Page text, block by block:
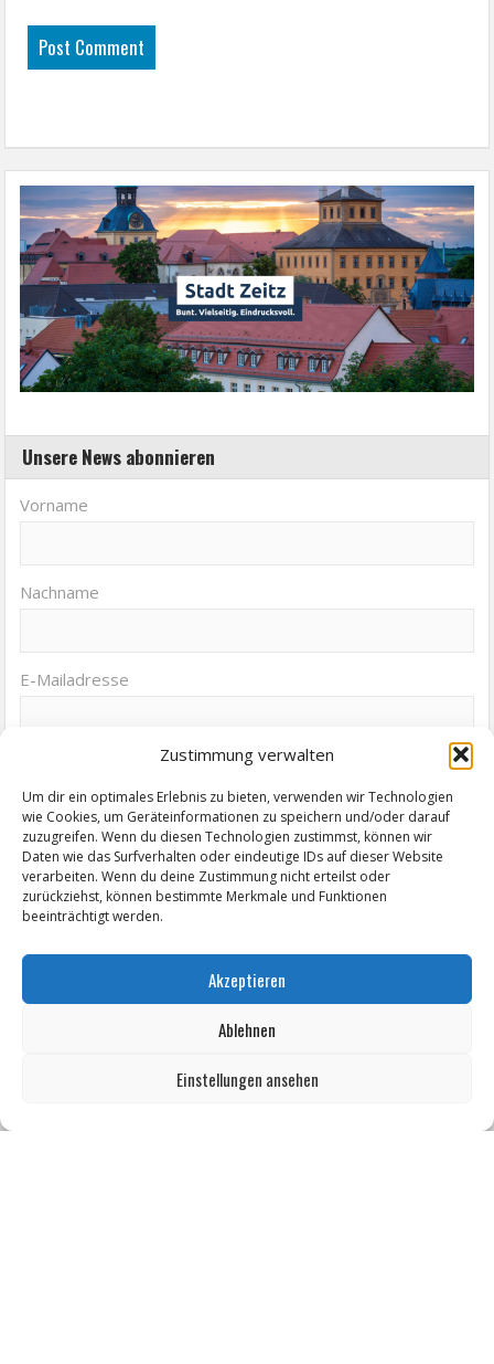
Zustimmung verwalten
Um dir ein optimales Erlebnis zu bieten, verwenden wir Technologien
wie Cookies, um Geräteinformationen zu speichern und/oder darauf
zuzugreifen. Wenn du diesen Technologien zustimmst, können wir
Daten wie das Surfverhalten oder eindeutige IDs auf dieser Website
verarbeiten. Wenn du deine Zustimmung nicht erteilst oder
zurückziehst, können bestimmte Merkmale und Funktionen
beeinträchtigt werden.
Akzeptieren
Ablehnen
Einstellungen ansehen
Unsere News abonnieren
Vorname
Nachname
E-Mailadresse
Termine von Zeitz.de
KABINETTAUSSTELLUNG "Elisabeth Voigt (1893 - 1977) Malerin.
Holzschneiderin und Lithographin aus Leipzig"
"Der Weg ist das Ziel" - Christiane Senf